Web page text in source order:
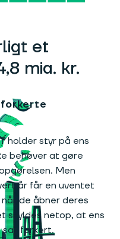
et
mia. kr.
holder styr på ens
behøver at gøre
Men
år får en uventet
de åbner deres
skyldes netop, at ens
sat forkert.